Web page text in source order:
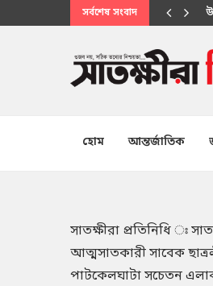
সর্বশেষ সংবাদ
হোম আন্তর্জাতিক
সাতক্ষীরা প্রতিনিধি ঃ
আত্মসাতকারী সাবেক
পাটকেলঘাটা সচেতন